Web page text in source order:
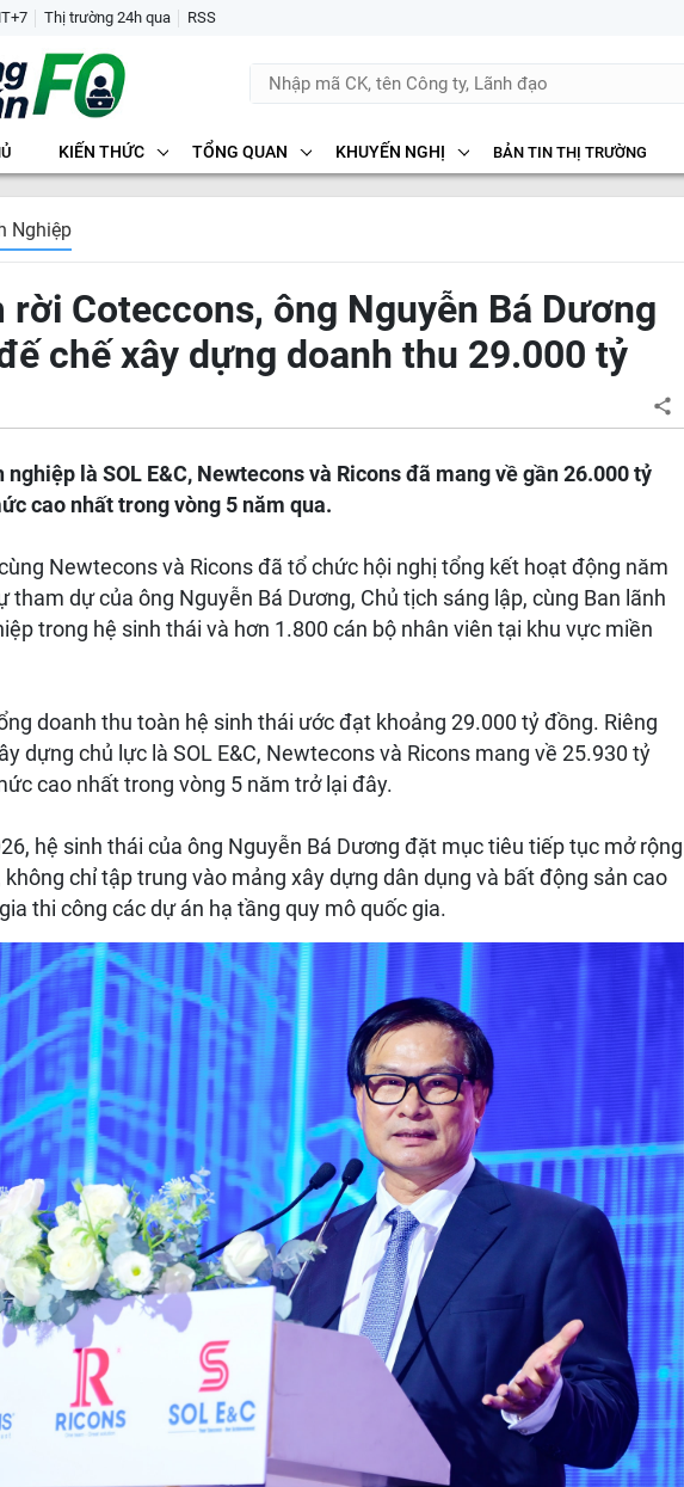
Thị trường 24h qua RSS
KIẾN THỨC TỔNG QUAN KHUYẾN NGHỊ BẢN TIN THỊ TRƯỜNG
Nghiệp
rời Coteccons, ông Nguyễn Bá Dương
chế xây dựng doanh thu 29.000 tỷ
là SOL E&C, Newtecons và Ricons đã mang về gần 26.000 tỷ
cao nhất trong vòng 5 năm qua.
cùng Newtecons và Ricons đã tổ chức hội nghị tổng kết hoạt động năm
tham dự của ông Nguyễn Bá Dương, Chủ tịch sáng lập, cùng Ban lãnh
trong hệ sinh thái và hơn 1.800 cán bộ nhân viên tại khu vực miền
doanh thu toàn hệ sinh thái ước đạt khoảng 29.000 tỷ đồng. Riêng
dựng chủ lực là SOL E&C, Newtecons và Ricons mang về 25.930 tỷ
cao nhất trong vòng 5 năm trở lại đây.
hệ sinh thái của ông Nguyễn Bá Dương đặt mục tiêu tiếp tục mở rộng
chỉ tập trung vào mảng xây dựng dân dụng và bất động sản cao
thi công các dự án hạ tầng quy mô quốc gia.